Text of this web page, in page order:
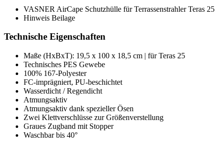
VASNER AirCape Schutzhülle für Terrassenstrahler Teras 25
Hinweis Beilage
Technische Eigenschaften
Maße (HxBxT): 19,5 x 100 x 18,5 cm | für Teras 25
Technisches PES Gewebe
100% 167-Polyester
FC-imprägniert, PU-beschichtet
Wasserdicht / Regendicht
Atmungsaktiv
Atmungsaktiv dank spezieller Ösen
Zwei Klettverschlüsse zur Größenverstellung
Graues Zugband mit Stopper
Waschbar bis 40°